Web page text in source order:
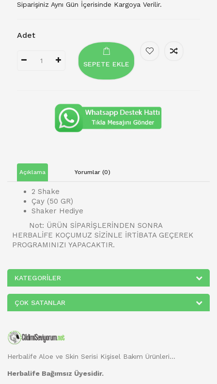
Siparişiniz Aynı Gün İçerisinde Kargoya Verilir.
Adet
SEPETE EKLE
Açıklama Yorumlar (0)
2 Shake
Çay (50 GR)
Shaker Hediye
Not: ÜRÜN SİPARİŞLERİNDEN SONRA
HERBALİFE KOÇUMUZ SİZİNLE İRTİBATA GEÇEREK
PROGRAMINIZI YAPACAKTIR.
KATEGORILER
ÇOK SATANLAR
Herbalife Aloe ve Skin Serisi Kişisel Bakım Ürünleri...
Herbalife Bağımsız Üyesidir.